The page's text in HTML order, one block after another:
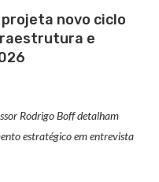
novo ciclo
e
Rodrigo Boff detalham
estratégico em entrevista